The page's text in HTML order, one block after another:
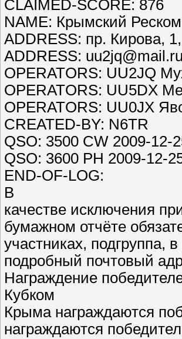
CLAIMED-SCORE: 876
NAME: Крымский
ADDRESS: пр. Кирова,
ADDRESS: uu2jq@mail.ru
OPERATORS: UU2JQ
OPERATORS: UU5DX
OPERATORS: UU0JX
CREATED-BY: N6TR
QSO: 3500 CW 2009-12-
QSO: 3600 PH 2009-12-
END-OF-LOG:
В
качестве исключения
бумажном отчёте
участниках, подгруппа,
подробный почтовый
Награждение
Кубком
Крыма награждаются
награждаются